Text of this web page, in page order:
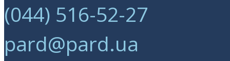
(044) 516-52-27
pard@pard.ua